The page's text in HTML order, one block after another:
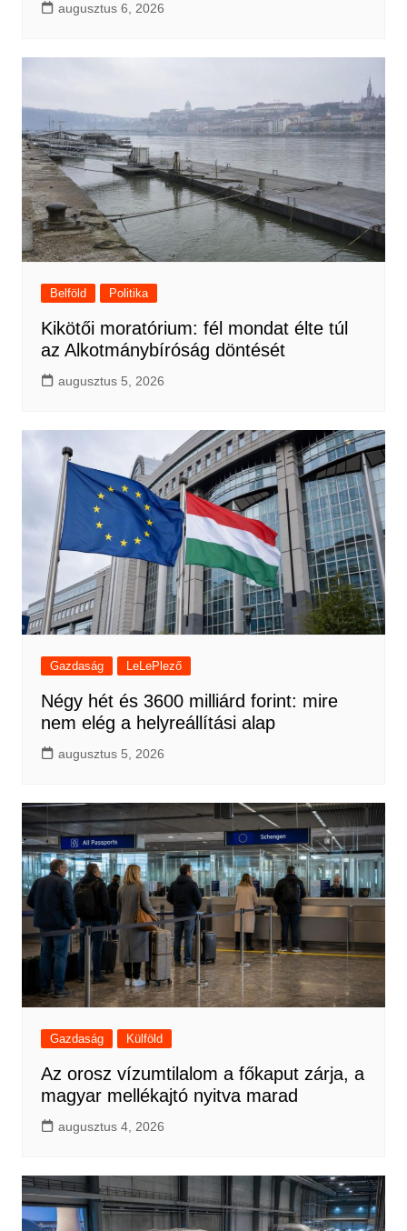
augusztus 6, 2026
Belföld Politika
Kikötői moratórium: fél mondat élte túl
az Alkotmánybíróság döntését
augusztus 5, 2026
Gazdaság LeLePlező
Négy hét és 3600 milliárd forint: mire
nem elég a helyreállítási alap
augusztus 5, 2026
Gazdaság Külföld
Az orosz vízumtilalom a főkaput zárja, a
magyar mellékajtó nyitva marad
augusztus 4, 2026